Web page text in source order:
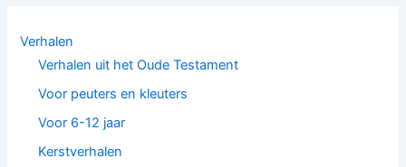
Verhalen
Verhalen uit het Oude Testament
Voor peuters en kleuters
Voor 6-12 jaar
Kerstverhalen